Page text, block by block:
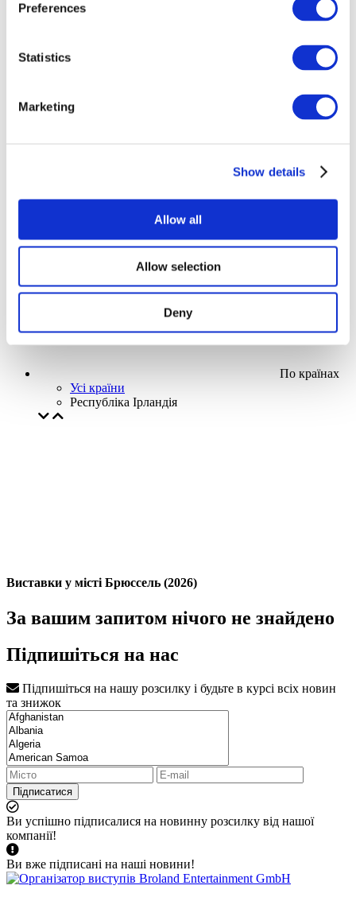
Preferences
Statistics
Marketing
Show details
Allow all
Allow selection
Deny
Заходи
Наша спецпропозиція
Без піджанру
По країнах
Усі країни
Республіка Ірландія
Виставки у місті Брюссель (2026)
За вашим запитом нічого не знайдено
Підпишіться на нас
Підпишіться на нашу розсилку і будьте в курсі всіх новин
та знижок
Підписатися
Ви успішно підписалися на новинну розсилку від нашої
компанії!
Ви вже підписані на наші новини!